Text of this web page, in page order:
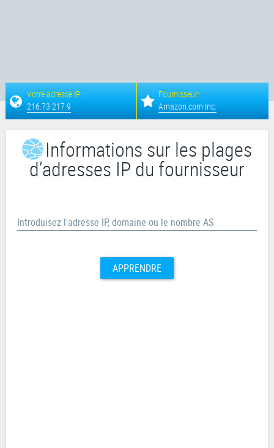
Votre adresse IP:
216.73.217.9
Fournisseur:
Amazon.com Inc.
Informations sur les plages
d’adresses IP du fournisseur
Introduisez l'adresse IP, domaine ou le nombre AS
APPRENDRE